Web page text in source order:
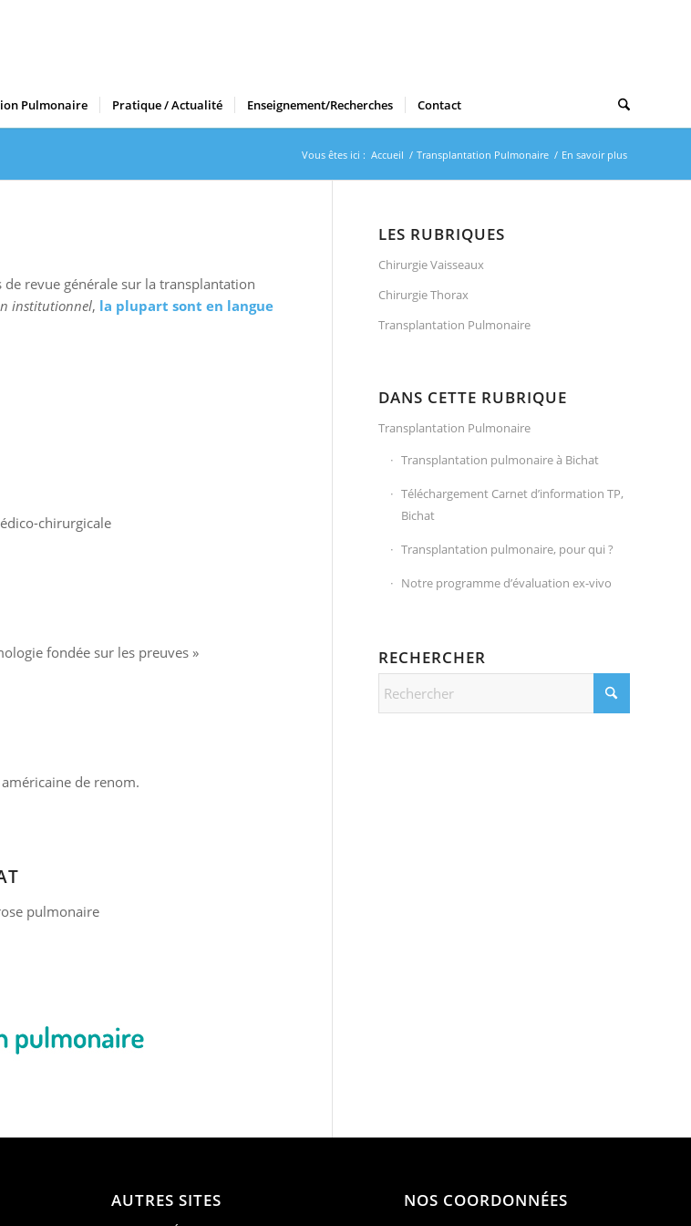
Pulmonaire Pratique / Actualité Enseignement/Recherches Contact
Vous êtes ici : Accueil / Transplantation Pulmonaire / En savoir plus
revue générale sur la transplantation
institutionnel, la plupart sont en langue
chirurgicale
fondée sur les preuves »
de renom.
pulmonaire
LES RUBRIQUES
Chirurgie Vaisseaux
Chirurgie Thorax
Transplantation Pulmonaire
DANS CETTE RUBRIQUE
Transplantation Pulmonaire
Transplantation pulmonaire à Bichat
Téléchargement Carnet d’information TP,
Bichat
Transplantation pulmonaire, pour qui ?
Notre programme d’évaluation ex-vivo
RECHERCHER
AUTRES SITES NOS COORDONNÉES